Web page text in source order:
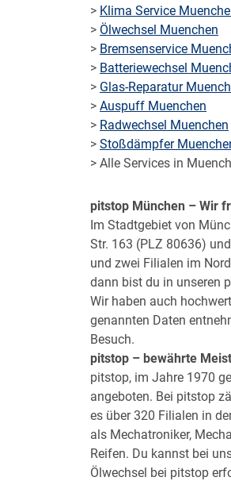
> Klima Service
> Ölwechsel Muenchen
> Bremsenservice
> Batteriewechsel
> Glas-Reparatur
> Auspuff Muenchen
> Radwechsel Muenchen
> Stoßdämpfer
> Alle Services in
pitstop München – Wir
Im Stadtgebiet von
Str. 163 (PLZ 80636)
und zwei Filialen im
dann bist du in unseren
Wir haben auch
genannten Daten
Besuch.
pitstop – bewährte
pitstop, im Jahre 1970
angeboten. Bei pitstop
es über 320 Filialen in
als Mechatroniker,
Reifen. Du kannst bei
Ölwechsel bei pitstop